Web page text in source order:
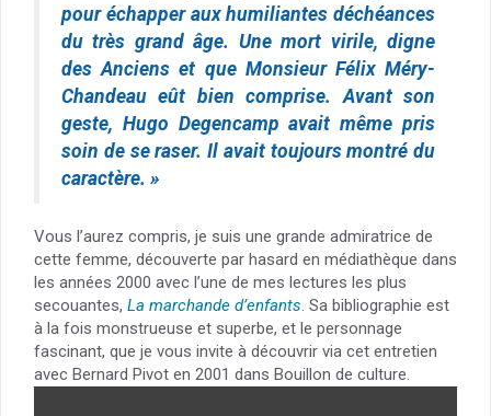
pour échapper aux humiliantes déchéances
du très grand âge. Une mort virile, digne
des Anciens et que Monsieur Félix Méry-
Chandeau eût bien comprise. Avant son
geste, Hugo Degencamp avait même pris
soin de se raser. Il avait toujours montré du
caractère. »
Vous l’aurez compris, je suis une grande admiratrice de
cette femme, découverte par hasard en médiathèque dans
les années 2000 avec l’une de mes lectures les plus
secouantes, La marchande d’enfants. Sa bibliographie est
à la fois monstrueuse et superbe, et le personnage
fascinant, que je vous invite à découvrir via cet entretien
avec Bernard Pivot en 2001 dans Bouillon de culture.